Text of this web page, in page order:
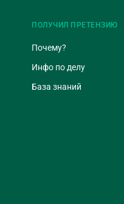
ПОЛУЧИЛ ПРЕТЕНЗИЮ
Почему?
Инфо по делу
База знаний